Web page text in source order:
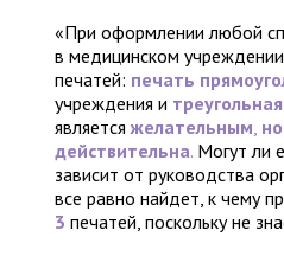
«При оформлении любой
в медицинском
печатей: печать
учреждения и треугольная
являетсяжелательным,
действительна. Могут ли
зависит от руководства
все равно найдет, к чему
3печатей, поскольку не